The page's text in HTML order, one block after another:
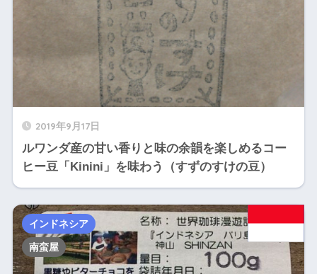
2019年9月17日
ルワンダ産の甘い香りと味の余韻を楽しめるコー
ヒー豆「Kinini」を味わう（すずのすけの豆）
インドネシア
南蛮屋